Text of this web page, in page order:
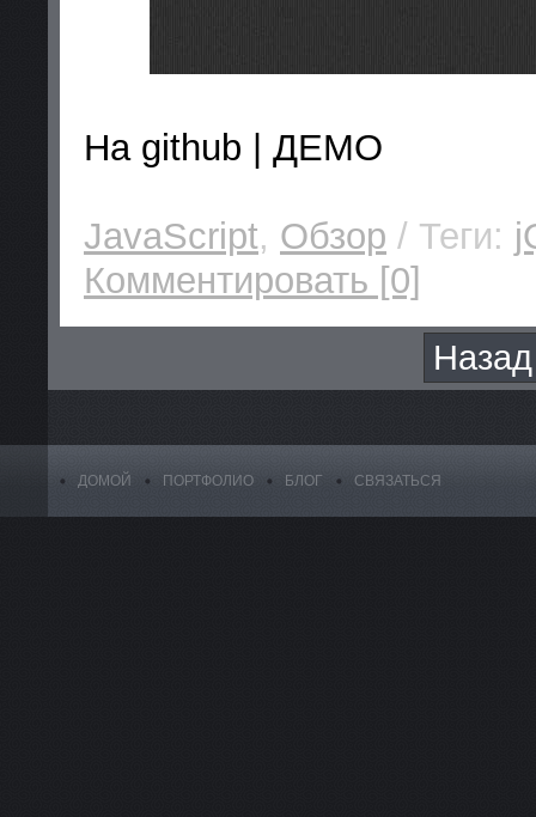
На github | ДЕМО
JavaScript, Обзор / Теги:
Комментировать [0]
Назад
ДОМОЙ ПОРТФОЛИО БЛОГ СВЯЗАТЬСЯ